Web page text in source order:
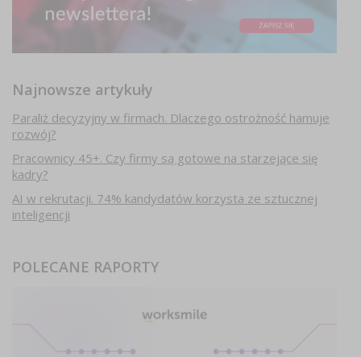
Najnowsze artykuły
Paraliż decyzyjny w firmach. Dlaczego ostrożność hamuje
rozwój?
Pracownicy 45+. Czy firmy są gotowe na starzejące się
kadry?
AI w rekrutacji. 74% kandydatów korzysta ze sztucznej
inteligencji
POLECANE RAPORTY